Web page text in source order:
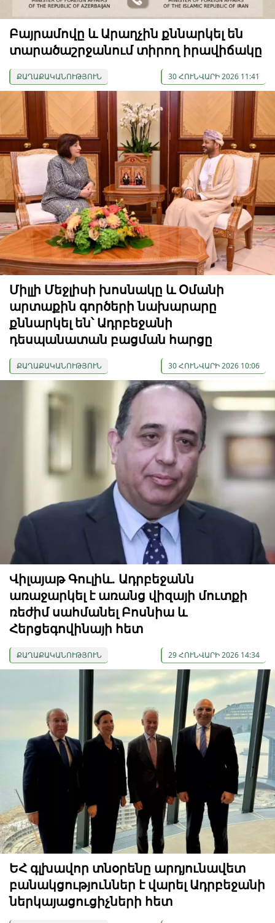
Բայրամովը և Արաղչին քննարկել են
տարածաշրջանում տիրող իրավիճակը
ՔԱՂԱՔԱԿԱՆՈՒԹՅՈՒՆ 30 ՀՈՒՆՎԱՐԻ 2026 11:41
Միլլի Մեջլիսի խոսնակը և Օմանի
արտաքին գործերի նախարարը
քննարկել են՝ Ադրբեջանի
դեսպանատան բացման հարցը
ՔԱՂԱՔԱԿԱՆՈՒԹՅՈՒՆ 30 ՀՈՒՆՎԱՐԻ 2026 10:06
Վիլայաթ Գուլիև. Ադրբեջանն
առաջարկել է առանց վիզայի մուտքի
ռեժիմ սահմանել Բոսնիա և
Հերցեգովինայի հետ
ՔԱՂԱՔԱԿԱՆՈՒԹՅՈՒՆ 29 ՀՈՒՆՎԱՐԻ 2026 14:34
ԵՀ գլխավոր տնօրենը արդյունավետ
բանակցություններ է վարել Ադրբեջանի
ներկայացուցիչների հետ